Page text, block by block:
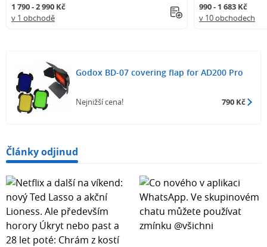
1 790 - 2 990 Kč
v 1 obchodě
990 - 1 683 Kč
v 10 obchodech
Godox BD-07 covering flap for AD200 Pro
Nejnižší cena! 790 Kč
Články odjinud